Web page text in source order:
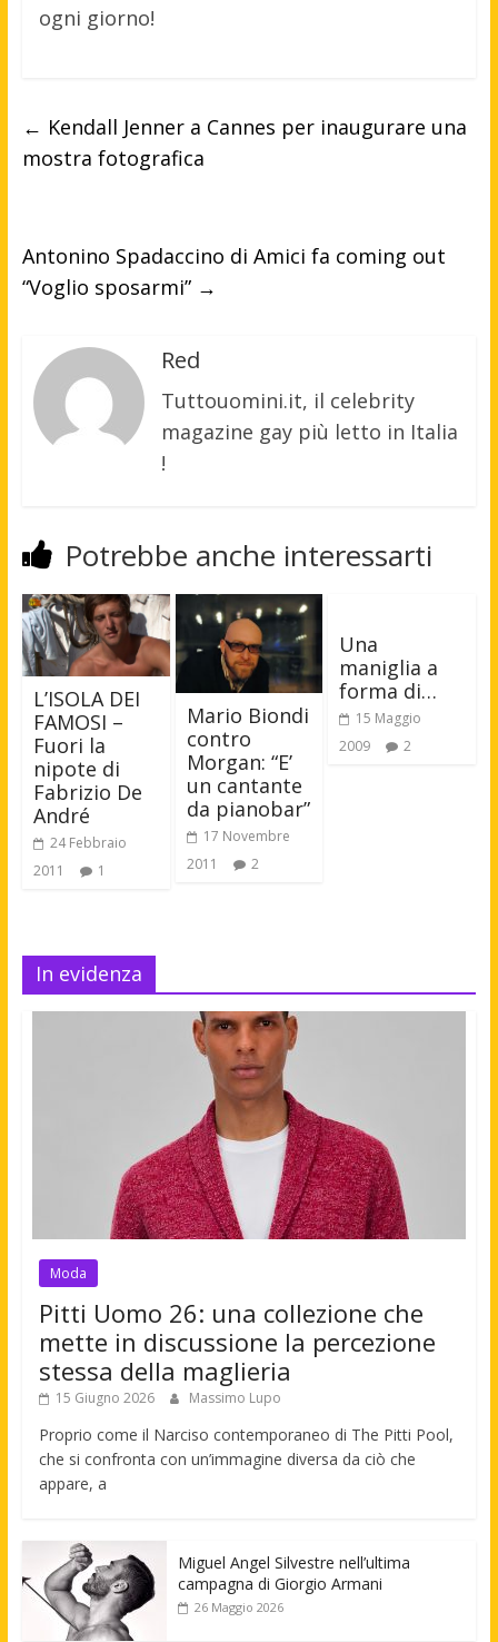
ogni giorno!
← Kendall Jenner a Cannes per inaugurare una
mostra fotografica
Antonino Spadaccino di Amici fa coming out
“Voglio sposarmi” →
Red
Tuttouomini.it, il celebrity
magazine gay più letto in Italia
!
Potrebbe anche interessarti
L’ISOLA DEI
FAMOSI –
Fuori la
nipote di
Fabrizio De
André
24 Febbraio
2011
1
Mario Biondi
contro
Morgan: “E’
un cantante
da pianobar”
17 Novembre
2011
2
Una
maniglia a
forma di…
15 Maggio
2009
2
In evidenza
Moda
Pitti Uomo 26: una collezione che
mette in discussione la percezione
stessa della maglieria
15 Giugno 2026 Massimo Lupo
Proprio come il Narciso contemporaneo di The Pitti Pool,
che si confronta con un’immagine diversa da ciò che
appare, a
Miguel Angel Silvestre nell’ultima
campagna di Giorgio Armani
26 Maggio 2026